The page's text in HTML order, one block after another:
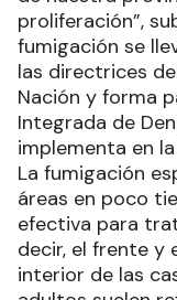
proliferación”,
fumigación se
las directrices
Nación y forma
Integrada de
implementa en
La fumigación
áreas en poco
efectiva para
decir, el frente y
interior de las